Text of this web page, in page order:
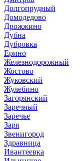
Долгопрудный
Домодедово
Дрожжино
Дубна
Дубровка
Ерино
Железнодорожный
Жостово
Жуковский
Жулебино
Загорянский
Заречный
Заречье
Заря
Звенигород
Здравница
Ивантеевка